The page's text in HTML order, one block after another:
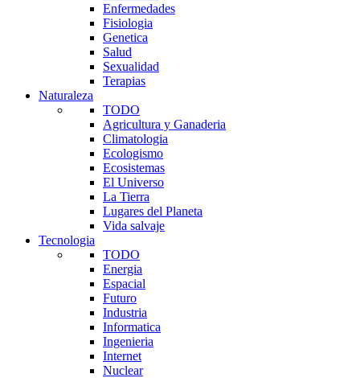
Enfermedades
Fisiologia
Genetica
Salud
Sexualidad
Terapias
Naturaleza
TODO
Agricultura y Ganaderia
Climatologia
Ecologismo
Ecosistemas
El Universo
La Tierra
Lugares del Planeta
Vida salvaje
Tecnologia
TODO
Energia
Espacial
Futuro
Industria
Informatica
Ingenieria
Internet
Nuclear